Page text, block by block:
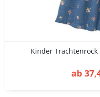
Kinder
ab